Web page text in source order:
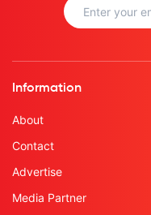
Information
About
Contact
Advertise
Media Partner